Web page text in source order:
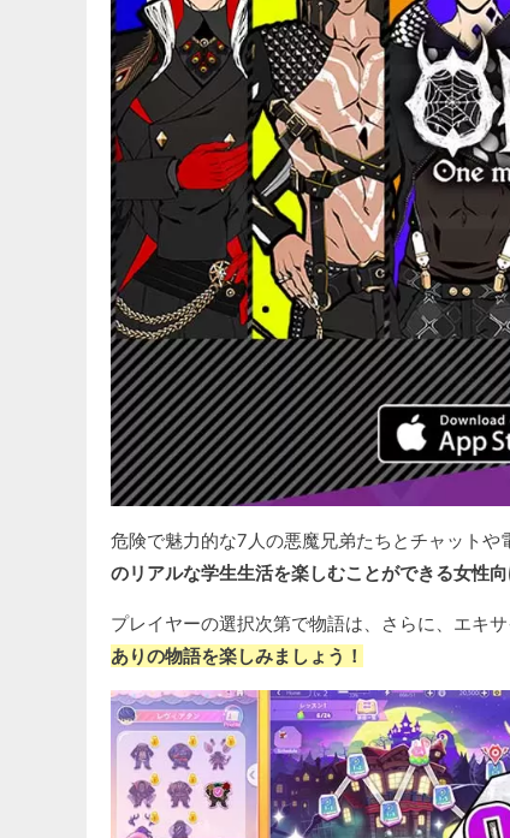
危険で魅力的な7人の悪魔兄弟たちとチャットや
のリアルな学生生活を楽しむことができる女性
プレイヤーの選択次第で物語は、さらに、エキ
ありの物語を楽しみましょう！